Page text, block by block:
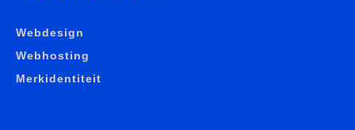
Webdesign
Webhosting
Merkidentiteit